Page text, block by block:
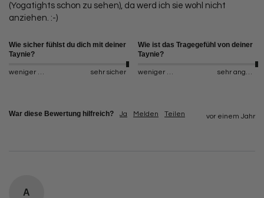
(Yogatights schon zu sehen), da werd ich sie wohl nicht
anziehen. :-)
Wie sicher fühlst du dich mit deiner
Taynie?
weniger sicher sehr sicher
Wie ist das Tragegefühl von deiner
Taynie?
weniger angenehm sehr angenehm
War diese Bewertung hilfreich? Ja Melden Teilen vor einem Jahr
A